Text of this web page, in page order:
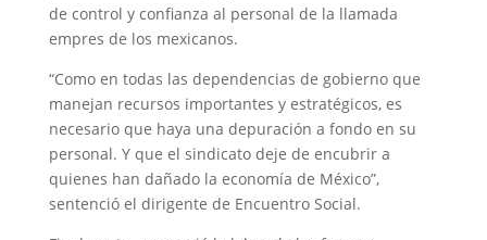
de control y confianza al personal de la llamada
empres de los mexicanos.
“Como en todas las dependencias de gobierno que
manejan recursos importantes y estratégicos, es
necesario que haya una depuración a fondo en su
personal. Y que el sindicato deje de encubrir a
quienes han dañado la economía de México”,
sentenció el dirigente de Encuentro Social.